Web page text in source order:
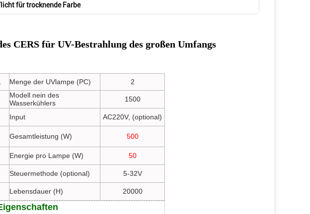
für trocknende Farbe
CERS für UV-Bestrahlung des großen Umfangs
Menge der UVlampe (PC) 2
Modell nein des
Wasserkühlers
1500
Input
AC220V, (optional)
Gesamtleistung (W)
500
Energie pro Lampe (W)
50
Steuermethode (optional)
5-32V
Lebensdauer (H) 20000